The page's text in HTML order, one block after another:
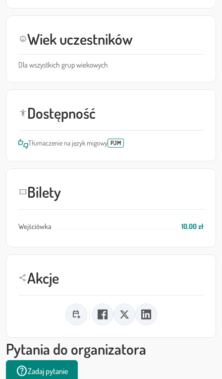
child_careWiek uczestników
Dla wszystkich grup wiekowych
accessibility_newDostępność
thumbs_up_downTłumaczenie na język migowy PJM
confirmation_numberBilety
Wejściówka 10,00 zł
shareAkcje
calendar_add_on
Pytania do organizatora
helpZadaj pytanie